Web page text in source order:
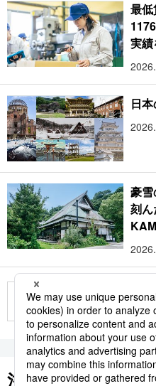
最
実
日
豪
刻
もっ
注目のキーワード